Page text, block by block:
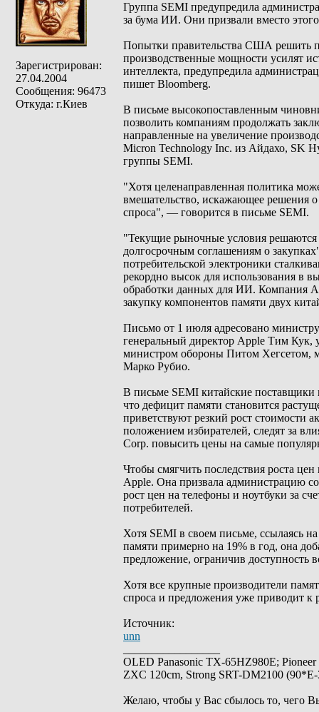
Зарегистрирован:
27.04.2004
Сообщения: 96473
Откуда: г.Киев
Группа SEMI предупредила
за бума ИИ. Они призвали вместо
Попытки правительства США решить
производственные мощности усилят
интеллекта, предупредила
пишет Bloomberg.
В письме высокопоставленным
позволить компаниям продолжать
направленные на увеличение
Micron Technology Inc. из Айдахо, SK
группы SEMI.
"Хотя целенаправленная политика
вмешательство, искажающее решения
спроса", — говорится в письме SEMI.
"Текущие рыночные условия решаются
долгосрочным соглашениям о
потребительской электроники
рекордно высок для использования в
обработки данных для ИИ. Компания
закупку компонентов памяти двух
Письмо от 1 июля адресовано
генеральный директор Apple Тим Кук,
министром обороны Питом Хегсетом,
Марко Рубио.
В письме SEMI китайские поставщики
что дефицит памяти становится
приветствуют резкий рост стоимости
положением избирателей, следят за
Corp. повысить цены на самые
Чтобы смягчить последствия роста
Apple. Она призвала администрацию
рост цен на телефоны и ноутбуки за
потребителей.
Хотя SEMI в своем письме, ссылаясь
памяти примерно на 19% в год, она
предложение, ограничив доступность
Хотя все крупные производители
спроса и предложения уже приводит к
Источник:
unn
OLED Panasonic TX-65HZ980E;
ZXC 120cm, Strong SRT-DM2100
Желаю, чтобы у Вас сбылось то, чего